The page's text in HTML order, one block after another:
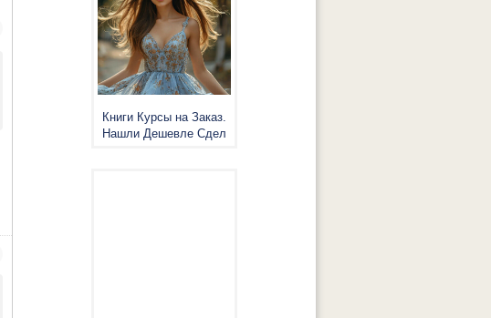
Книги Курсы на Заказ.
Нашли Дешевле Сдел